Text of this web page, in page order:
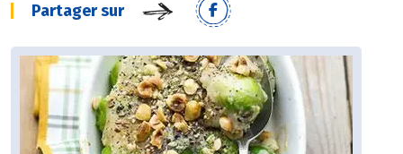
Partager sur